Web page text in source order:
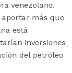
venezolano.
aportar más que
está
inversiones
del petróleo